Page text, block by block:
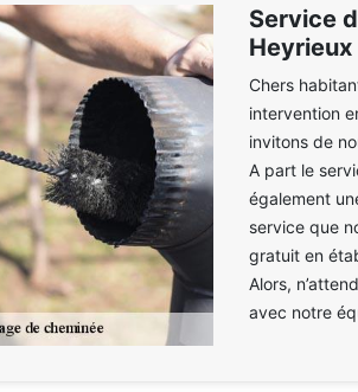
Service
Heyrieux
Chers
intervention
invitons de
A part le
également
service que
gratuit en
Alors,
avec notre